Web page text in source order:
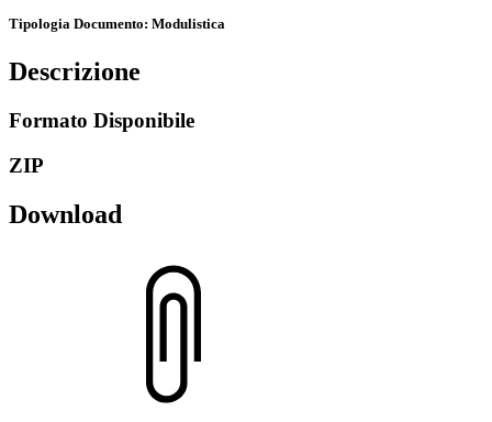
Tipologia Documento: Modulistica
Descrizione
Formato Disponibile
ZIP
Download